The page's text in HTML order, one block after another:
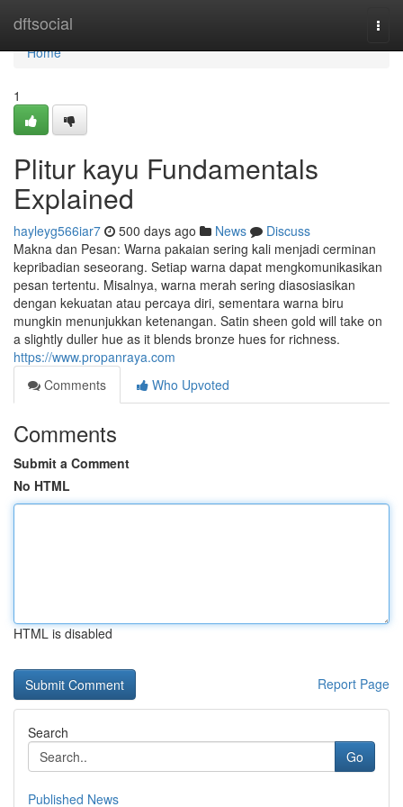
dftsocial
Home
Home
1
Plitur kayu Fundamentals
Explained
hayleyg566iar7 500 days ago News
Discuss
Makna dan Pesan: Warna pakaian sering kali menjadi cerminan
kepribadian seseorang. Setiap warna dapat mengkomunikasikan
pesan tertentu. Misalnya, warna merah sering diasosiasikan
dengan kekuatan atau percaya diri, sementara warna biru
mungkin menunjukkan ketenangan. Satin sheen gold will take on
a slightly duller hue as it blends bronze hues for richness.
https://www.propanraya.com
Comments
Who Upvoted
Comments
Submit a Comment
No HTML
HTML is disabled
Report Page
Search
Go
Published News